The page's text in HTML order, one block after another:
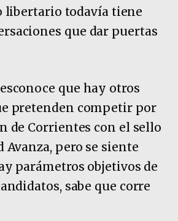
libertario todavía tiene
que dar puertas
que hay otros
pretenden competir por
de Corrientes con el sello
Avanza, pero se siente
parámetros objetivos de
sabe que corre